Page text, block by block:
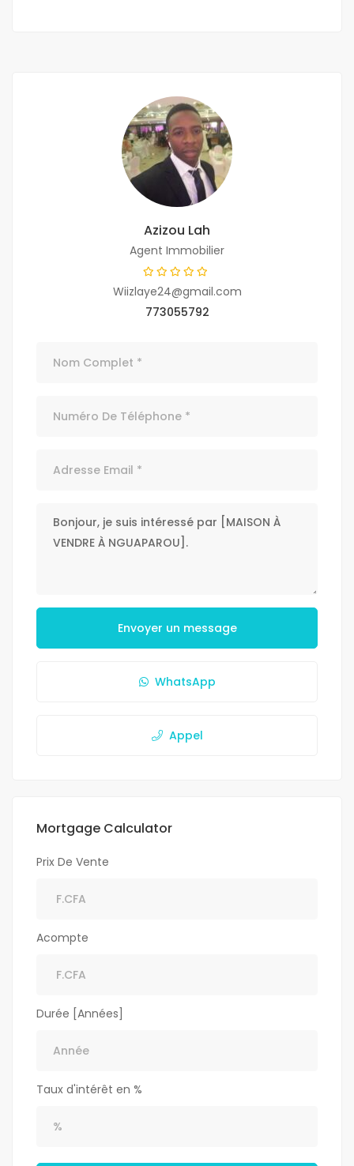
Azizou Lah
Agent Immobilier
Wiizlaye24@gmail.com
773055792
Envoyer un message
WhatsApp
Appel
Mortgage Calculator
Prix De Vente
Acompte
Durée [Années]
Taux d'intérêt en %